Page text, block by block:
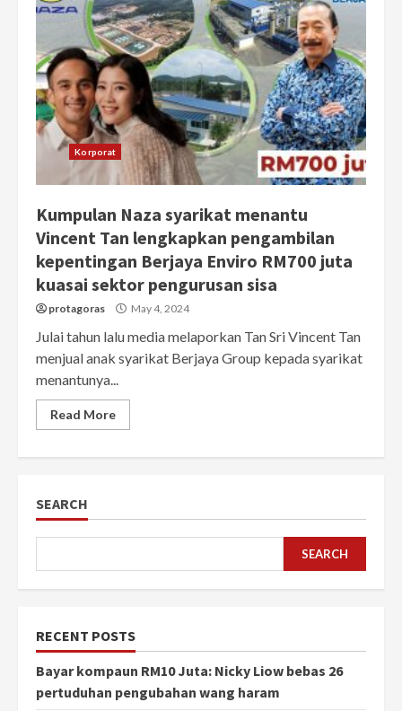
Korporat
Kumpulan Naza syarikat menantu
Vincent Tan lengkapkan pengambilan
kepentingan Berjaya Enviro RM700 juta
kuasai sektor pengurusan sisa
protagoras May 4, 2024
Julai tahun lalu media melaporkan Tan Sri Vincent Tan
menjual anak syarikat Berjaya Group kepada syarikat
menantunya...
Read More
SEARCH
SEARCH
RECENT POSTS
Bayar kompaun RM10 Juta: Nicky Liow bebas 26
pertuduhan pengubahan wang haram